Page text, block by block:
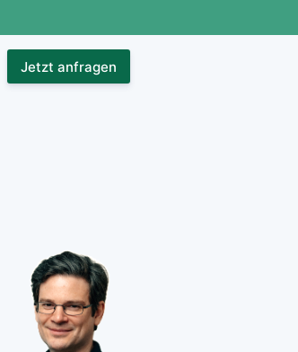
Jetzt anfragen